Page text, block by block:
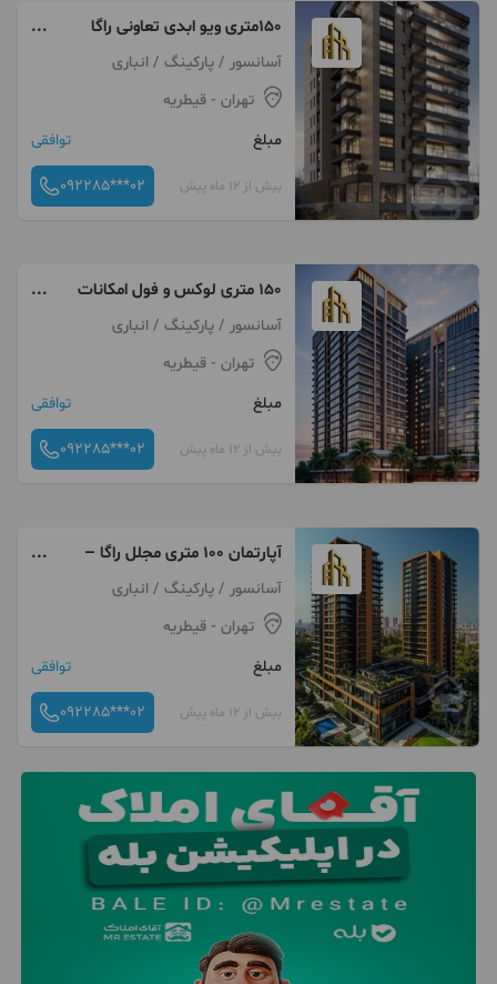
۱۵۰متری ویو ابدی تعاونی راگا
امکان تهاتر با ملک و خودرو شما
آسانسور / پارکینگ / انباری
تهران - قیطریه
مبلغ
توافقی
بیش از 12 ماه پیش 092285***02
۱۵۰ متری لوکس و فول امکانات
راگا
آسانسور / پارکینگ / انباری
تهران - قیطریه
مبلغ
توافقی
بیش از 12 ماه پیش 092285***02
آپارتمان ۱۰۰ متری مجلل راگا –
خرید مستقیم با شرایط ویژه
آسانسور / پارکینگ / انباری
تهران - قیطریه
مبلغ
توافقی
بیش از 12 ماه پیش 092285***02